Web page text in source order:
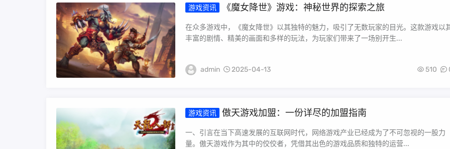
游戏资讯 《魔女降世》游戏：神秘世界的探索之旅
在众多游戏中，《魔女降世》以其独特的魅力，吸引了无数玩家的目光。这款游戏以
丰富的剧情、精美的画面和多样的玩法，为玩家们带来了一场别开生...
admin 2025-04-13 510
游戏资讯 傲天游戏加盟：一份详尽的加盟指南
一、引言在当下高速发展的互联网时代，网络游戏产业已经成为了不可忽视的一股力
量。傲天游戏作为其中的佼佼者，凭借其出色的游戏品质和独特的运营...